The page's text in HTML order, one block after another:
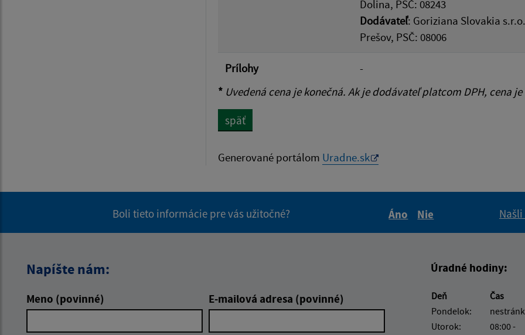
Dolina, PSČ: 08243
Dodávateľ: Goriziana Slovakia
Prešov, PSČ: 08006
Prílohy
-
* Uvedená cena je konečná. Ak je dodávateľ platcom DPH, cena
späť
Generované portálom Uradne.sk
Boli tieto informácie pre vás užitočné?
Áno
Nie
Napíšte nám:
Meno (povinné) E-mailová adresa (povinné)
Úradné hodiny:
Deň
Čas
Pondelok:
Utorok:
08:00 -